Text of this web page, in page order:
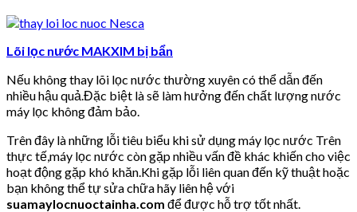
Lõi lọc nước MAKXIM bị bẩn
Nếu không thay lõi lọc nước thường xuyên có thể dẫn đến
nhiều hậu quả.Đặc biệt là sẽ làm hưởng đến chất lượng nước
máy lọc không đảm bảo.
Trên đây là những lỗi tiêu biểu khi sử dụng máy lọc nước Trên
thực tế,máy lọc nước còn gặp nhiều vấn đề khác khiến cho việc
hoạt động gặp khó khăn.Khi gặp lỗi liên quan đến kỹ thuật hoặc
bạn không thể tự sửa chữa hãy liên hệ với
suamaylocnuoctainha.com để được hỗ trợ tốt nhất.